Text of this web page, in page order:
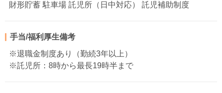
財形貯蓄 駐車場 託児所（日中対応） 託児補助制度
手当/福利厚生備考
※退職金制度あり（勤続3年以上）
※託児所：8時から最長19時半まで